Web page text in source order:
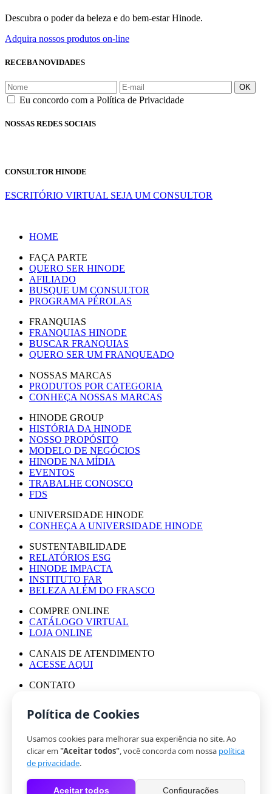
Descubra o poder da beleza e do bem-estar Hinode.
Adquira nossos produtos on-line
RECEBA NOVIDADES
OK
Eu concordo com a Política de Privacidade
NOSSAS REDES SOCIAIS
CONSULTOR HINODE
ESCRITÓRIO VIRTUAL SEJA UM CONSULTOR
HOME
FAÇA PARTE
QUERO SER HINODE
AFILIADO
BUSQUE UM CONSULTOR
PROGRAMA PÉROLAS
FRANQUIAS
FRANQUIAS HINODE
BUSCAR FRANQUIAS
QUERO SER UM FRANQUEADO
NOSSAS MARCAS
PRODUTOS POR CATEGORIA
CONHEÇA NOSSAS MARCAS
HINODE GROUP
HISTÓRIA DA HINODE
NOSSO PROPÓSITO
MODELO DE NEGÓCIOS
HINODE NA MÍDIA
EVENTOS
TRABALHE CONOSCO
FDS
UNIVERSIDADE HINODE
CONHEÇA A UNIVERSIDADE HINODE
SUSTENTABILIDADE
RELATÓRIOS ESG
HINODE IMPACTA
INSTITUTO FAR
BELEZA ALÉM DO FRASCO
COMPRE ONLINE
CATÁLOGO VIRTUAL
LOJA ONLINE
CANAIS DE ATENDIMENTO
ACESSE AQUI
CONTATO
© HINODE GROUP 2024
|
CÓDIGO DE ÉTICA
|
POLÍTICA DE PRIVACIDADE
Política de Cookies
Usamos cookies para melhorar sua experiência no site. Ao
clicar em "Aceitar todos", você concorda com nossa política
de privacidade.
Aceitar todos Configurações